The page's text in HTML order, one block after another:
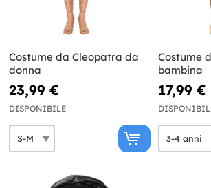
Costume da Cleopatra da
donna
23,99 €
DISPONIBILE
Costume
bambina
17,99 €